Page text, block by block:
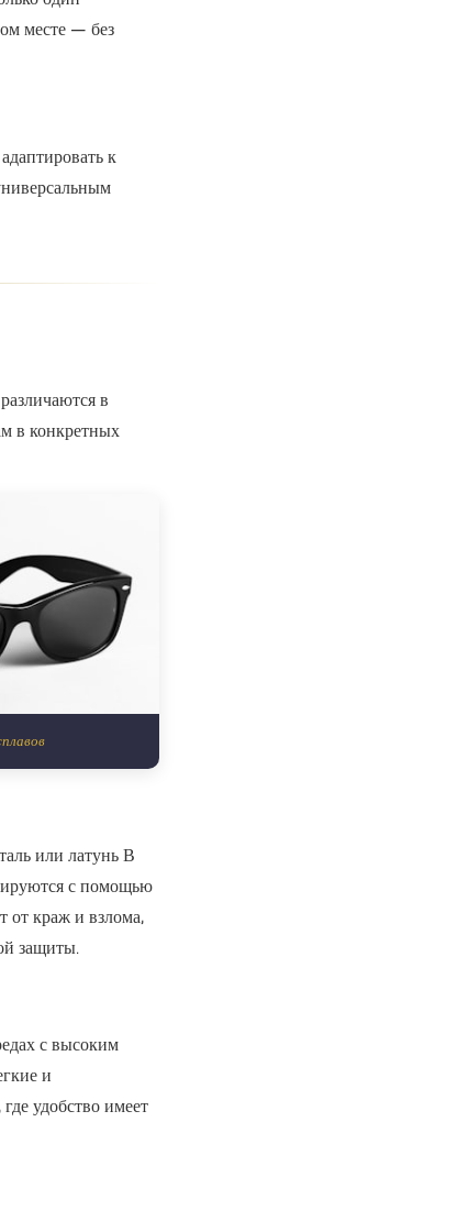
месте — без
к
в
в конкретных
или латунь В
с помощью
от краж и взлома,
защиты.
с высоким
и
удобство имеет